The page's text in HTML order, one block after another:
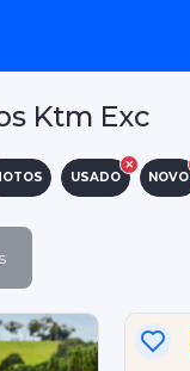
Ktm Exc
USADO NOVO